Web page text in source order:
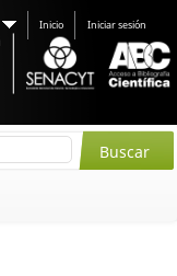
Inicio Iniciar sesión